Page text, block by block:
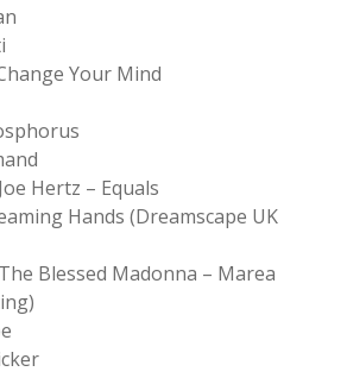
Your Mind
Hertz – Equals
Hands (Dreamscape UK
Blessed Madonna – Marea